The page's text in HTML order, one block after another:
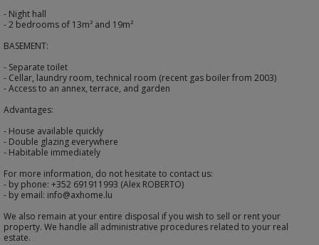
- Night hall
- 2 bedrooms of 13m² and 19m²
BASEMENT:
- Separate toilet
- Cellar, laundry room, technical room (recent gas boiler from 2003)
- Access to an annex, terrace, and garden
Advantages:
- House available quickly
- Double glazing everywhere
- Habitable immediately
For more information, do not hesitate to contact us:
- by phone: +352 691911993 (Alex ROBERTO)
- by email: info@axhome.lu
We also remain at your entire disposal if you wish to sell or rent your
property. We handle all administrative procedures related to your real
estate.